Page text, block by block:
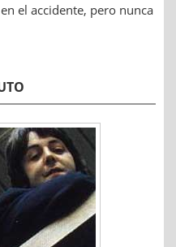
el accidente, pero nunca